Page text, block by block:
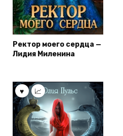
Ректор моего сердца —
Лидия Миленина